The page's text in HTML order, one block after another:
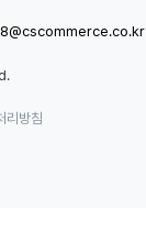
리방침